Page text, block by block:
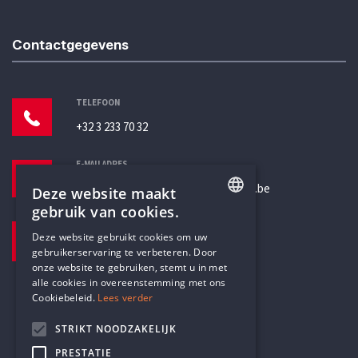
Contactgegevens
TELEFOON
+32 3 233 70 32
E-MAILADRES
secretariaat@humanistischverbond.be
Pottenbrug 4
Antwerpen, 2000
DUTCH
Deze website maakt
gebruik van cookies.
Deze website gebruikt cookies om uw
gebruikerservaring te verbeteren. Door
onze website te gebruiken, stemt u in met
alle cookies in overeenstemming met ons
Cookiebeleid. Lees verder
STRIKT NOODZAKELIJK
PRESTATIE